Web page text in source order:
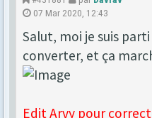
07 Mar 2020, 12:43
Salut, moi je suis
converter, et ça
Edit Arvy pour